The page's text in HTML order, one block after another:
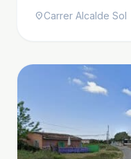
location_onCarrer Alcalde Sol